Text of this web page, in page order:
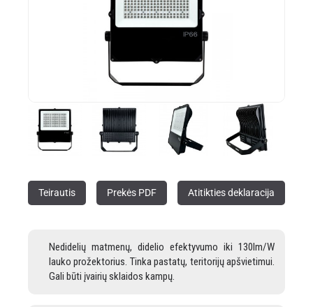
Teirautis Prekės PDF Atitikties deklaracija
Nedidelių matmenų, didelio efektyvumo iki 130lm/W
lauko prožektorius. Tinka pastatų, teritorijų apšvietimui.
Gali būti įvairių sklaidos kampų.